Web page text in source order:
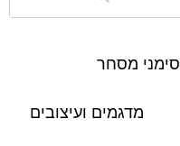
סימני מסחר
מדגמים ועיצובים